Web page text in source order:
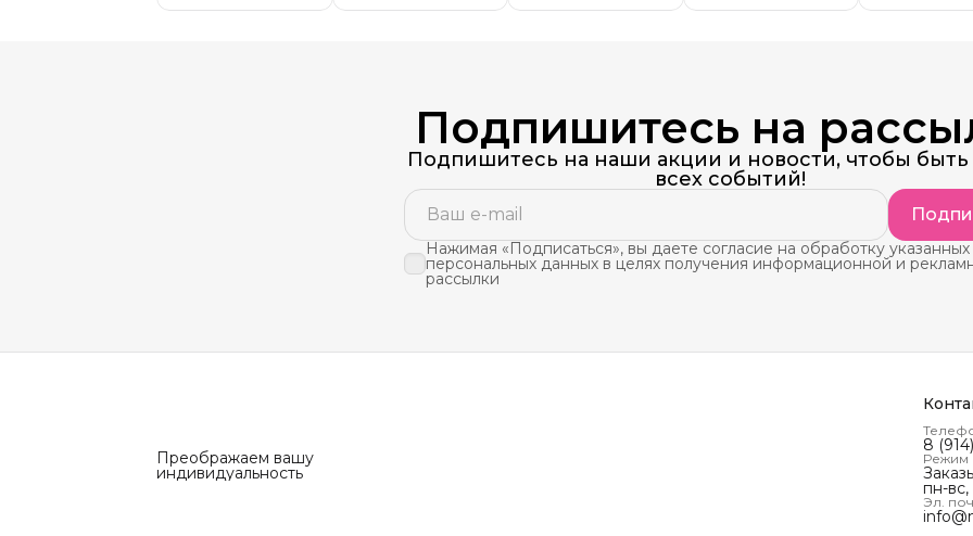
Подпишитесь на
Подпишитесь на наши акции и новости, чтобы быть
всех событий!
Нажимая «Подписаться», вы даете согласие на обработку указанных
персональных данных в целях получения информационной и
рассылки
Преображаем вашу
индивидуальность
8
Режим
пн-
Эл.